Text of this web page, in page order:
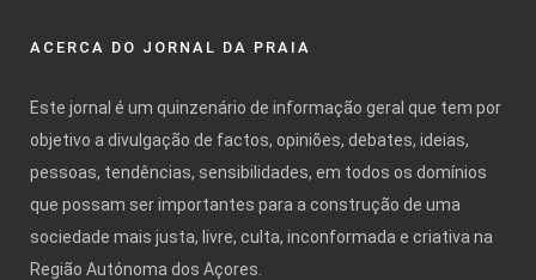
ACERCA DO JORNAL DA PRAIA
Este jornal é um quinzenário de informação geral que tem por
objetivo a divulgação de factos, opiniões, debates, ideias,
pessoas, tendências, sensibilidades, em todos os domínios
que possam ser importantes para a construção de uma
sociedade mais justa, livre, culta, inconformada e criativa na
Região Autónoma dos Açores.